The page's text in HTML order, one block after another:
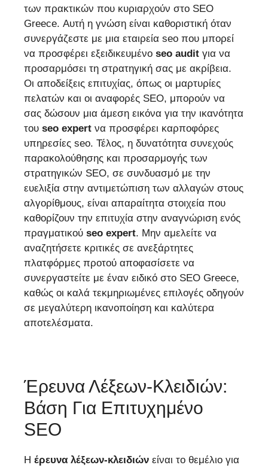
των πρακτικών που κυριαρχούν στο SEO
Greece. Αυτή η γνώση είναι καθοριστική όταν
συνεργάζεστε με μια εταιρεία seo που μπορεί
να προσφέρει εξειδικευμένο seo audit για να
προσαρμόσει τη στρατηγική σας με ακρίβεια.
Οι αποδείξεις επιτυχίας, όπως οι μαρτυρίες
πελατών και οι αναφορές SEO, μπορούν να
σας δώσουν μια άμεση εικόνα για την ικανότητα
του seo expert να προσφέρει καρποφόρες
υπηρεσίες seo. Τέλος, η δυνατότητα συνεχούς
παρακολούθησης και προσαρμογής των
στρατηγικών SEO, σε συνδυασμό με την
ευελιξία στην αντιμετώπιση των αλλαγών στους
αλγορίθμους, είναι απαραίτητα στοιχεία που
καθορίζουν την επιτυχία στην αναγνώριση ενός
πραγματικού seo expert. Μην αμελείτε να
αναζητήσετε κριτικές σε ανεξάρτητες
πλατφόρμες προτού αποφασίσετε να
συνεργαστείτε με έναν ειδικό στο SEO Greece,
καθώς οι καλά τεκμηριωμένες επιλογές οδηγούν
σε μεγαλύτερη ικανοποίηση και καλύτερα
αποτελέσματα.
Έρευνα Λέξεων-Κλειδιών:
Βάση Για Επιτυχημένο
SEO
Η έρευνα λέξεων-κλειδιών είναι το θεμέλιο για